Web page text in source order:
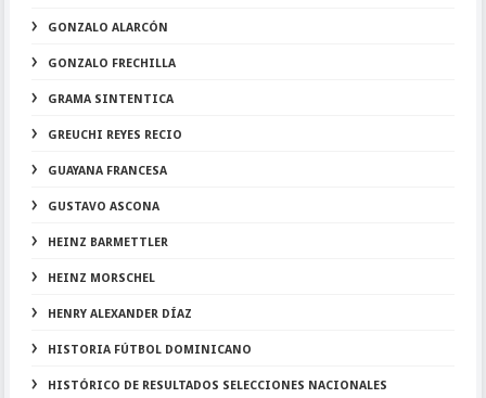
GONZALO ALARCÓN
GONZALO FRECHILLA
GRAMA SINTENTICA
GREUCHI REYES RECIO
GUAYANA FRANCESA
GUSTAVO ASCONA
HEINZ BARMETTLER
HEINZ MORSCHEL
HENRY ALEXANDER DÍAZ
HISTORIA FÚTBOL DOMINICANO
HISTÓRICO DE RESULTADOS SELECCIONES NACIONALES